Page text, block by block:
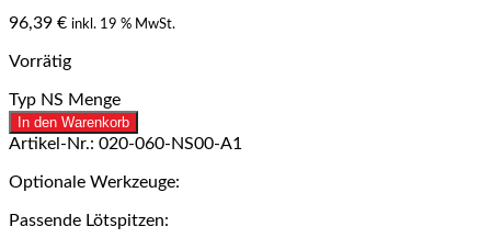
96,39 € inkl. 19 % MwSt.
Vorrätig
Typ NS Menge
In den Warenkorb
Artikel-Nr.: 020-060-NS00-A1
Optionale Werkzeuge:
Passende Lötspitzen: